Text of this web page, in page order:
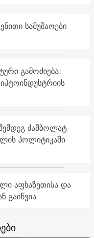
სამუშაოები
გამოძიება:
ძამბოლატ
პოლიტიკაში
აფხაზეთისა და
გაიწვია